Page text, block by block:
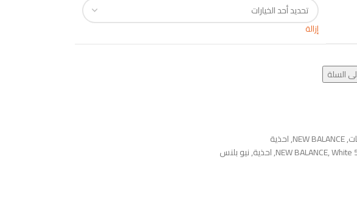
إزالة
السلة
,
NEW BALANCE
,احذية
NEW BALANCE,White
,احذية,نيو بلنس